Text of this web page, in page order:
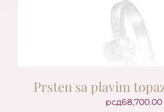
Prsten sa plavim
рсд68,700.00